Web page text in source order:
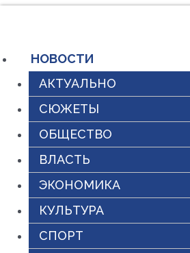
содержимому
НОВОСТИ
АКТУАЛЬНО
СЮЖЕТЫ
ОБЩЕСТВО
ВЛАСТЬ
ЭКОНОМИКА
КУЛЬТУРА
СПОРТ